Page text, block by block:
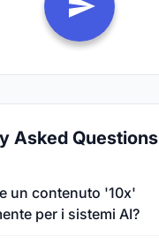
Asked Questions
un contenuto '10x'
per i sistemi AI?